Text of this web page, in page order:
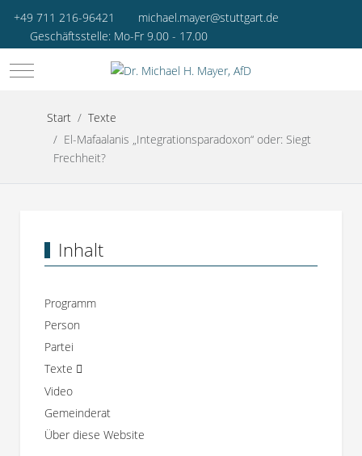
+49 711 216-96421
michael.mayer@stuttgart.de
Geschäftsstelle: Mo-Fr 9.00 - 17.00
Mobile Menu Toggle
Start
Texte
El-Mafaalanis „Integrationsparadoxon“ oder: Siegt
Frechheit?
Inhalt
Programm
Person
Partei
Texte
Video
Gemeinderat
Über diese Website